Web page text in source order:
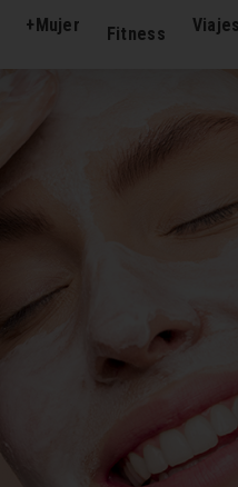
+Mujer Fitness Viajes